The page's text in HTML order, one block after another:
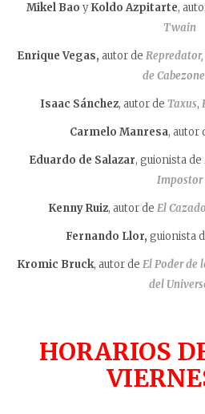
Mikel Bao yKoldo Azpitarte,
Twain
Enrique Vegas, autor de
de
Isaac Sánchez, autor de Taxus,
Carmelo Manresa, autor
Eduardo de Salazar, guionista de
Impostor
Kenny Ruiz, autor de El
Fernando Llor, guionista
Kromic Bruck, autor de El Poder de
del
HORARIOS